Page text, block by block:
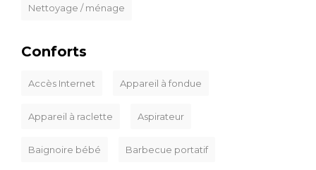
Nettoyage / ménage
Conforts
Accès Internet Appareil à fondue
Appareil à raclette Aspirateur
Baignoire bébé Barbecue portatif